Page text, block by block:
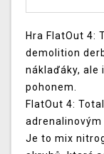
Hra FlatOut 4:
demolition
náklaďáky, ale
pohonem.
FlatOut 4:
Je to mix